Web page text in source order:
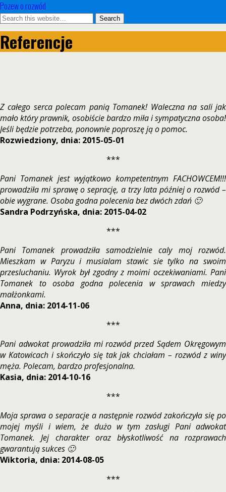
Pozew o rozwód
Referencje
Z całego serca polecam panią Tomanek! Waleczna na sali jak
mało który prawnik, osobiście bardzo miła i sympatyczna osoba!
Jeśli będzie potrzeba, ponownie poproszę ją o pomoc.
Rozwiedziony, dnia: 2015-05-01
***
Pani Tomanek jest wyjątkowo kompetentnym FACHOWCEM!!!
prowadziła mi sprawę o seprację, a trzy lata później o rozwód –
obie wygrane. Osoba godna polecenia bez dwóch zdań 🙂
Sandra Podrzyńska, dnia: 2015-04-02
***
Pani Tomanek prowadziła samodzielnie caly moj rozwód.
Mieszkam w Paryzu i musialam stawic sie tylko na swoim
przesluchaniu. Wyrok był zgodny z moimi oczekiwaniami. Pani
Tomanek to osoba godna polecenia w sprawach miedzy
małżonkami.
Anna, dnia: 2014-11-06
***
Pani adwokat prowadziła mi rozwód przed Sądem Okręgowym
w Katowicach i skończyło się tak jak chciałam – rozwód z winy
męża. Polecam, bardzo profesjonalna.
Kasia, dnia: 2014-10-16
***
Moja sprawa o separacje a następnie rozwód zakończyła się po
mojej myśli i wiem, że dużo w tym zasługi Pani adwokat
Tomanek. Jej charakter oraz błyskotliwość na rozprawach
gwarantują sukces 🙂
Wiktoria, dnia: 2014-08-05
***